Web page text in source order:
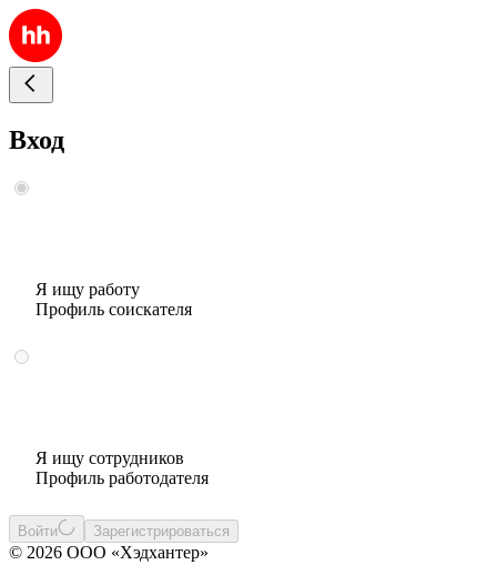
Вход
Я ищу работу
Профиль соискателя
Я ищу сотрудников
Профиль работодателя
Войти Зарегистрироваться
© 2026 ООО «Хэдхантер»